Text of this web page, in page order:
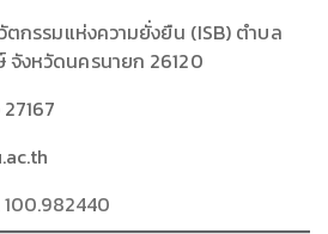
ตกรรมแห่งความยั่งยืน (ISB) ตำบล
จังหวัดนครนายก 26120
100.982440